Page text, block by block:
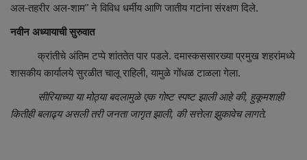
अल-तहरीर अल-शाम" ने विविध धर्मीय आणि जातीय गटांना संरक्षण दिले.
नवीन अध्यायाची सुरुवात
क्रांतीचे अंतिम टप्पे शांततेत पार पडले. दमास्कससारख्या प्रमुख शहरांमध्ये
शासकीय कार्यालये सुरळीत चालू राहिली, यामुळे गोंधळ टाळला गेला.
सीरियाच्या या मोठ्या बदलामुळे एक गोष्ट स्पष्ट झाली आहे की, हुकूमशाही
कितीही बलाढ्य असली तरी जनता जागृत झाली, की सत्तेला झुकावेच लागते.